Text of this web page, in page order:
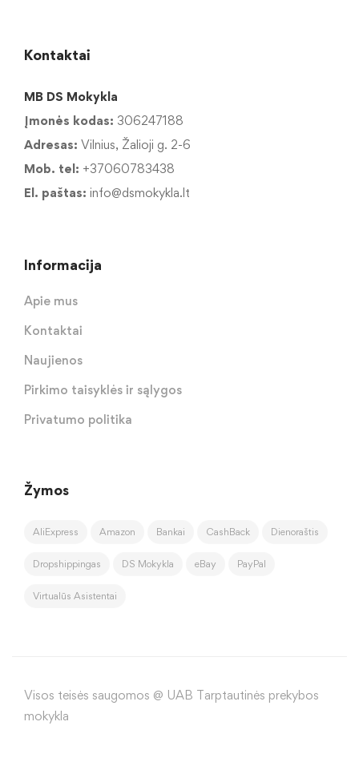
Kontaktai
MB DS Mokykla
Įmonės kodas: 306247188
Adresas: Vilnius, Žalioji g. 2-6
Mob. tel: +37060783438
El. paštas: info@dsmokykla.lt
Informacija
Apie mus
Kontaktai
Naujienos
Pirkimo taisyklės ir sąlygos
Privatumo politika
Žymos
AliExpress Amazon Bankai CashBack Dienoraštis
Dropshippingas DS Mokykla eBay PayPal
Virtualūs Asistentai
Visos teisės saugomos @ UAB Tarptautinės prekybos
mokykla